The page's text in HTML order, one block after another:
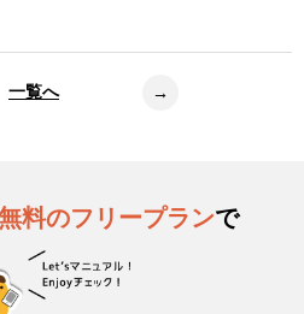
一覧へ →
料のフリープランで